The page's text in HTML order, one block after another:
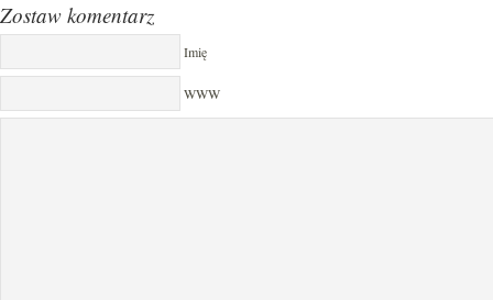
Zostaw komentarz
Imię
WWW